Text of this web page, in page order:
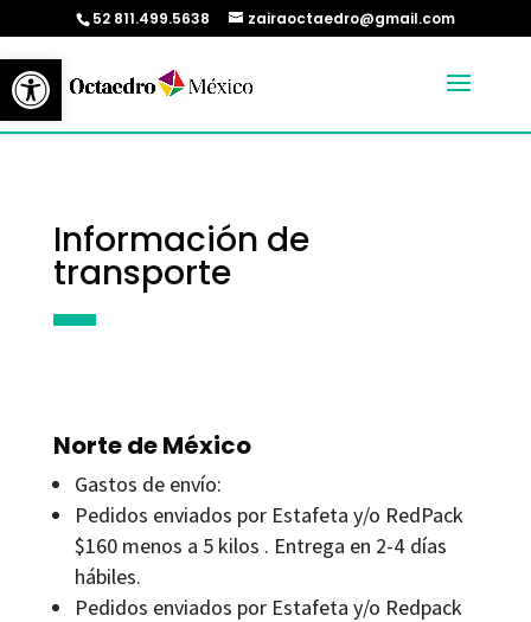
Abrir barra de herramientas
52 811.499.5638 zairaoctaedro@gmail.com
Información de
transporte
Norte de México
Gastos de envío:
Pedidos enviados por Estafeta y/o RedPack
$160 menos a 5 kilos . Entrega en 2-4 días
hábiles.
Pedidos enviados por Estafeta y/o Redpack